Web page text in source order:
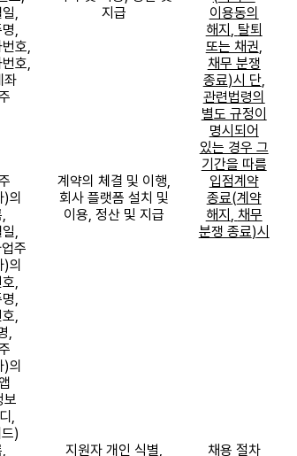
,
,
호,
호,
좌
지급
이용동의
해지, 탈퇴
또는 채권,
채무 분쟁
종료)시 단,
관련법령의
별도 규정이
명시되어
있는 경우 그
기간을 따름
)의
,
,
주
)의
,
,
,
,
)의
보
,
)
계약의 체결 및 이행,
회사 플랫폼 설치 및
이용, 정산 및 지급
입점계약
종료(계약
해지, 채무
분쟁 종료)시
,
지원자 개인 식별,
채용 절차